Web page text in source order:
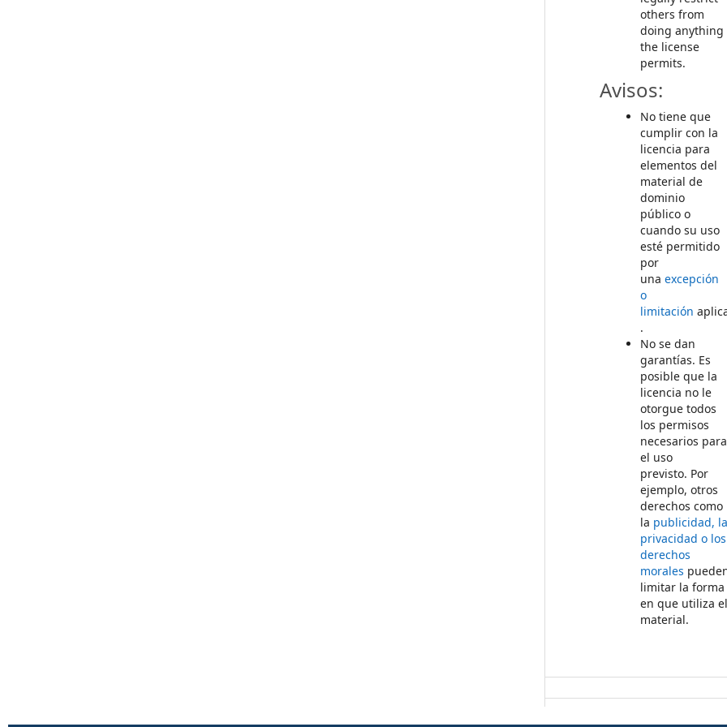
others from
doing anything
the license
permits.
Avisos:
No tiene que
cumplir con la
licencia para
elementos del
material de
dominio
público o
cuando su uso
esté permitido
por
unaexcepción
o
limitación
.
No se dan
garantías. Es
posible que la
licencia no le
otorgue todos
los permisos
necesarios para
el uso
previsto. Por
ejemplo, otros
derechos como
la publicidad,
privacidad o los
derechos
morales
limitar la forma
en que utiliza
material.